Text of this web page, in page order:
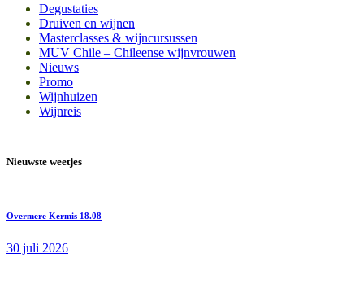
Degustaties
Druiven en wijnen
Masterclasses & wijncursussen
MUV Chile – Chileense wijnvrouwen
Nieuws
Promo
Wijnhuizen
Wijnreis
Nieuwste weetjes
Overmere Kermis 18.08
30 juli 2026